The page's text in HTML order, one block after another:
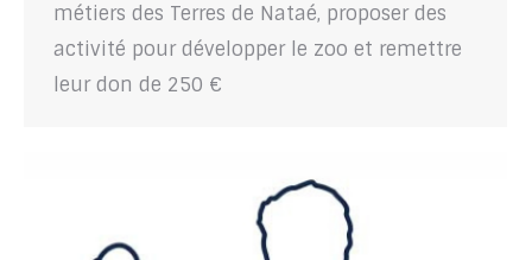
métiers des Terres de Nataé, proposer des
activité pour développer le zoo et remettre
leur don de 250 €